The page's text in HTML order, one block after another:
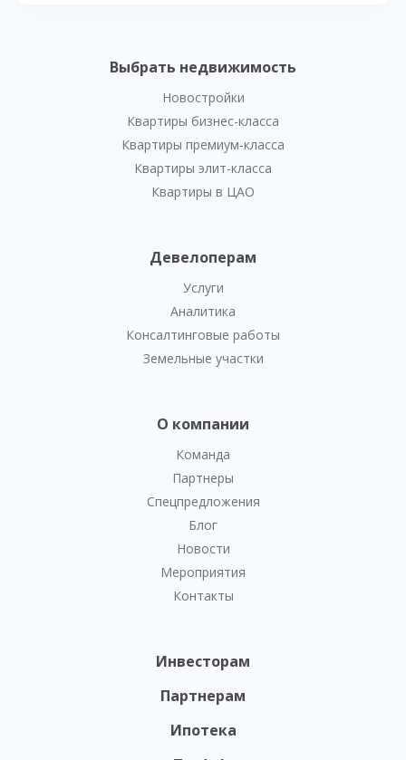
Выбрать недвижимость
Новостройки
Квартиры бизнес-класса
Квартиры премиум-класса
Квартиры элит-класса
Квартиры в ЦАО
Девелоперам
Услуги
Аналитика
Консалтинговые работы
Земельные участки
О компании
Команда
Партнеры
Спецпредложения
Блог
Новости
Мероприятия
Контакты
Инвесторам
Партнерам
Ипотека